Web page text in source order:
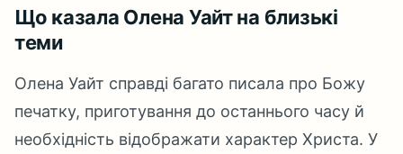
Що казала Олена Уайт на близькі
теми
Олена Уайт справді багато писала про Божу
печатку, приготування до останнього часу й
необхідність відображати характер Христа. У